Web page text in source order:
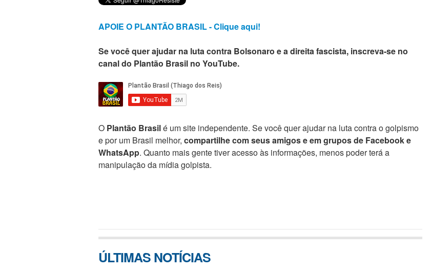
APOIE O PLANTÃO BRASIL - Clique aqui!
Se você quer ajudar na luta contra Bolsonaro e a direita fascista, inscreva-se no
canal do Plantão Brasil no YouTube.
O Plantão Brasilé um site independente. Se você quer ajudar na luta contra o golpismo
e por um Brasil melhor, compartilhe com seus amigos e em grupos de Facebook e
WhatsApp. Quanto mais gente tiver acesso às informações, menos poder terá a
manipulação da mídia golpista.
ÚLTIMAS NOTÍCIAS